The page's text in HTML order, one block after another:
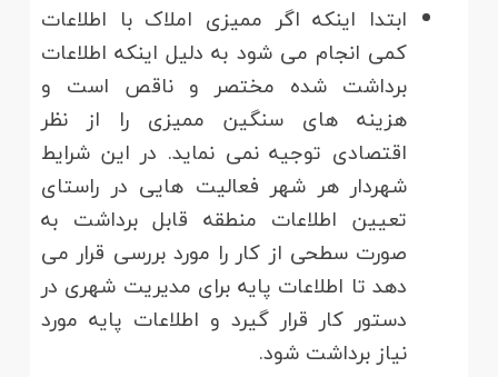
ابتدا اینکه اگر ممیزی املاک با اطلاعات
کمی انجام می شود به دلیل اینکه اطلاعات
برداشت شده مختصر و ناقص است و
هزینه های سنگین ممیزی را از نظر
اقتصادی توجیه نمی نماید. در این شرایط
شهردار هر شهر فعالیت هایی در راستای
تعیین اطلاعات منطقه قابل برداشت به
صورت سطحی از کار را مورد بررسی قرار می
دهد تا اطلاعات پایه برای مدیریت شهری در
دستور کار قرار گیرد و اطلاعات پایه مورد
نیاز برداشت شود.